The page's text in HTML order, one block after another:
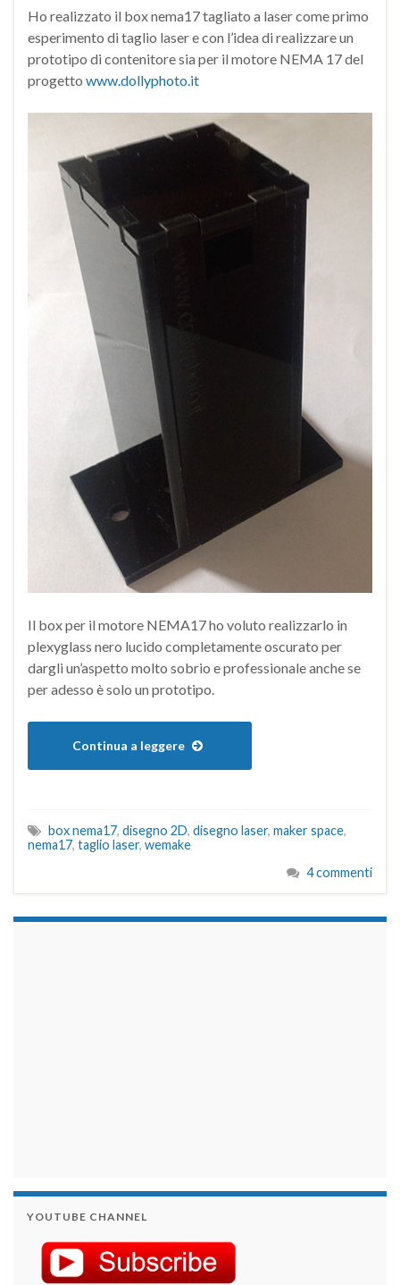
Ho realizzato il box nema17 tagliato a laser come primo
esperimento di taglio laser e con l’idea di realizzare un
prototipo di contenitore sia per il motore NEMA 17 del
progetto www.dollyphoto.it
Il box per il motore NEMA17 ho voluto realizzarlo in
plexyglass nero lucido completamente oscurato per
dargli un’aspetto molto sobrio e professionale anche se
per adesso è solo un prototipo.
Continua a leggere
box nema17, disegno 2D, disegno laser, maker space,
nema17, taglio laser, wemake
4 commenti
YOUTUBE CHANNEL